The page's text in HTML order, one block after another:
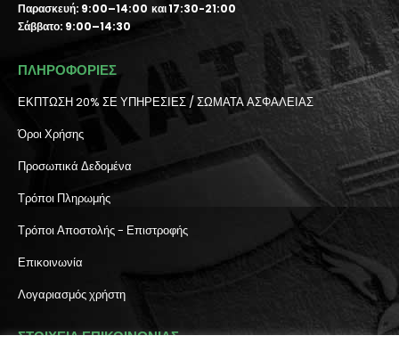
Παρασκευή: 9:00–14:00 και 17:30-21:00
Σάββατο: 9:00–14:30
ΠΛΗΡΟΦΟΡΙΕΣ
ΕΚΠΤΩΣΗ 20% ΣΕ ΥΠΗΡΕΣΙΕΣ / ΣΩΜΑΤΑ ΑΣΦΑΛΕΙΑΣ
Όροι Χρήσης
Προσωπικά Δεδομένα
Τρόποι Πληρωμής
Τρόποι Αποστολής - Επιστροφής
Επικοινωνία
Λογαριασμός χρήστη
ΣΤΟΙΧΕΙΑ ΕΠΙΚΟΙΝΩΝΙΑΣ